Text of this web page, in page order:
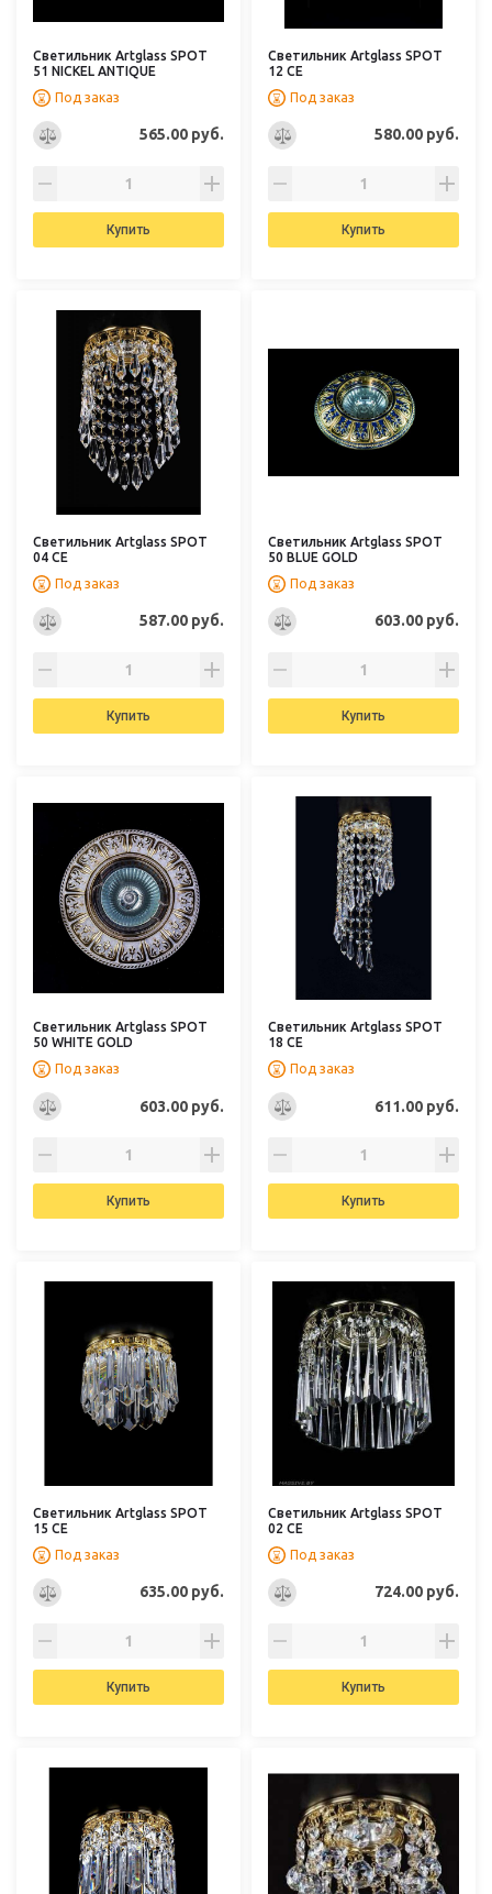
Светильник Artglass SPOT
51 NICKEL ANTIQUE
Под заказ
565.00 руб.
Купить
Светильник Artglass SPOT
12 CE
Под заказ
580.00 руб.
Купить
Светильник Artglass SPOT
04 CE
Под заказ
587.00 руб.
Купить
Светильник Artglass SPOT
50 BLUE GOLD
Под заказ
603.00 руб.
Купить
Светильник Artglass SPOT
50 WHITE GOLD
Под заказ
603.00 руб.
Купить
Светильник Artglass SPOT
18 CE
Под заказ
611.00 руб.
Купить
Светильник Artglass SPOT
15 CE
Под заказ
635.00 руб.
Купить
Светильник Artglass SPOT
02 CE
Под заказ
724.00 руб.
Купить